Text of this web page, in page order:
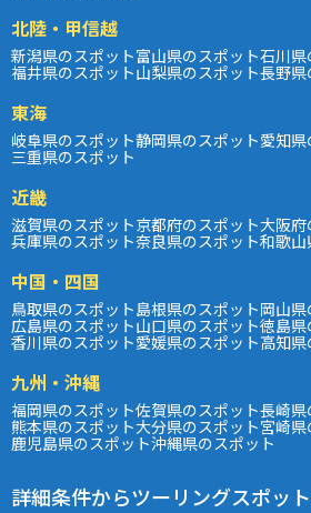
北陸・甲信越
新潟県のスポット富山県のスポット石川県
福井県のスポット山梨県のスポット長野県
東海
岐阜県のスポット静岡県のスポット愛知県
三重県のスポット
近畿
滋賀県のスポット京都府のスポット大阪府
兵庫県のスポット奈良県のスポット和歌山
中国・四国
鳥取県のスポット島根県のスポット岡山県
広島県のスポット山口県のスポット徳島県
香川県のスポット愛媛県のスポット高知県
九州・沖縄
福岡県のスポット佐賀県のスポット長崎県
熊本県のスポット大分県のスポット宮崎県
鹿児島県のスポット沖縄県のスポット
詳細条件からツーリングスポッ